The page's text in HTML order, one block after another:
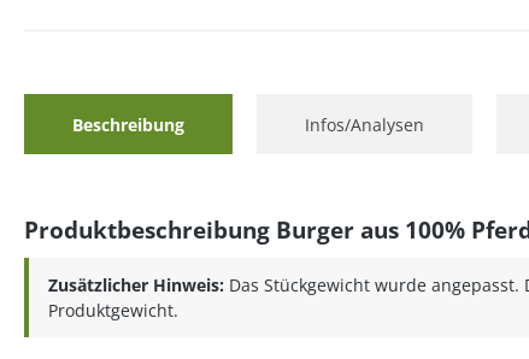
Beschreibung Infos/Analysen
Produktbeschreibung Burger aus 100%
Zusätzlicher Hinweis: Das Stückgewicht wurde
Produktgewicht.